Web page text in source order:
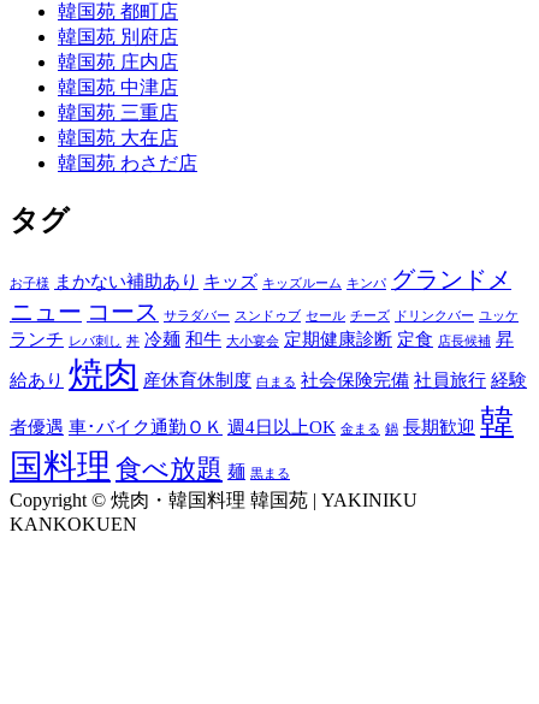
韓国苑 都町店
韓国苑 別府店
韓国苑 庄内店
韓国苑 中津店
韓国苑 三重店
韓国苑 大在店
韓国苑 わさだ店
タグ
お子様 まかない補助あり キッズ キッズルーム キンパ グランドメ
ニュー コース サラダバー スンドゥブ セール チーズ ドリンクバー ユッケ
ランチ レバ刺し 丼 冷麺 和牛 大小宴会 定期健康診断 定食 店長候補 昇
給あり 焼肉 産休育休制度 白まる 社会保険完備 社員旅行 経験
者優遇 車･バイク通勤ＯＫ 週4日以上OK 金まる 鍋 長期歓迎 韓
国料理 食べ放題 麺 黒まる
Copyright © 焼肉・韓国料理 韓国苑 | YAKINIKU
KANKOKUEN